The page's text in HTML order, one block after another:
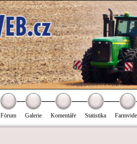
Fórum Galerie Komentáře Statistika